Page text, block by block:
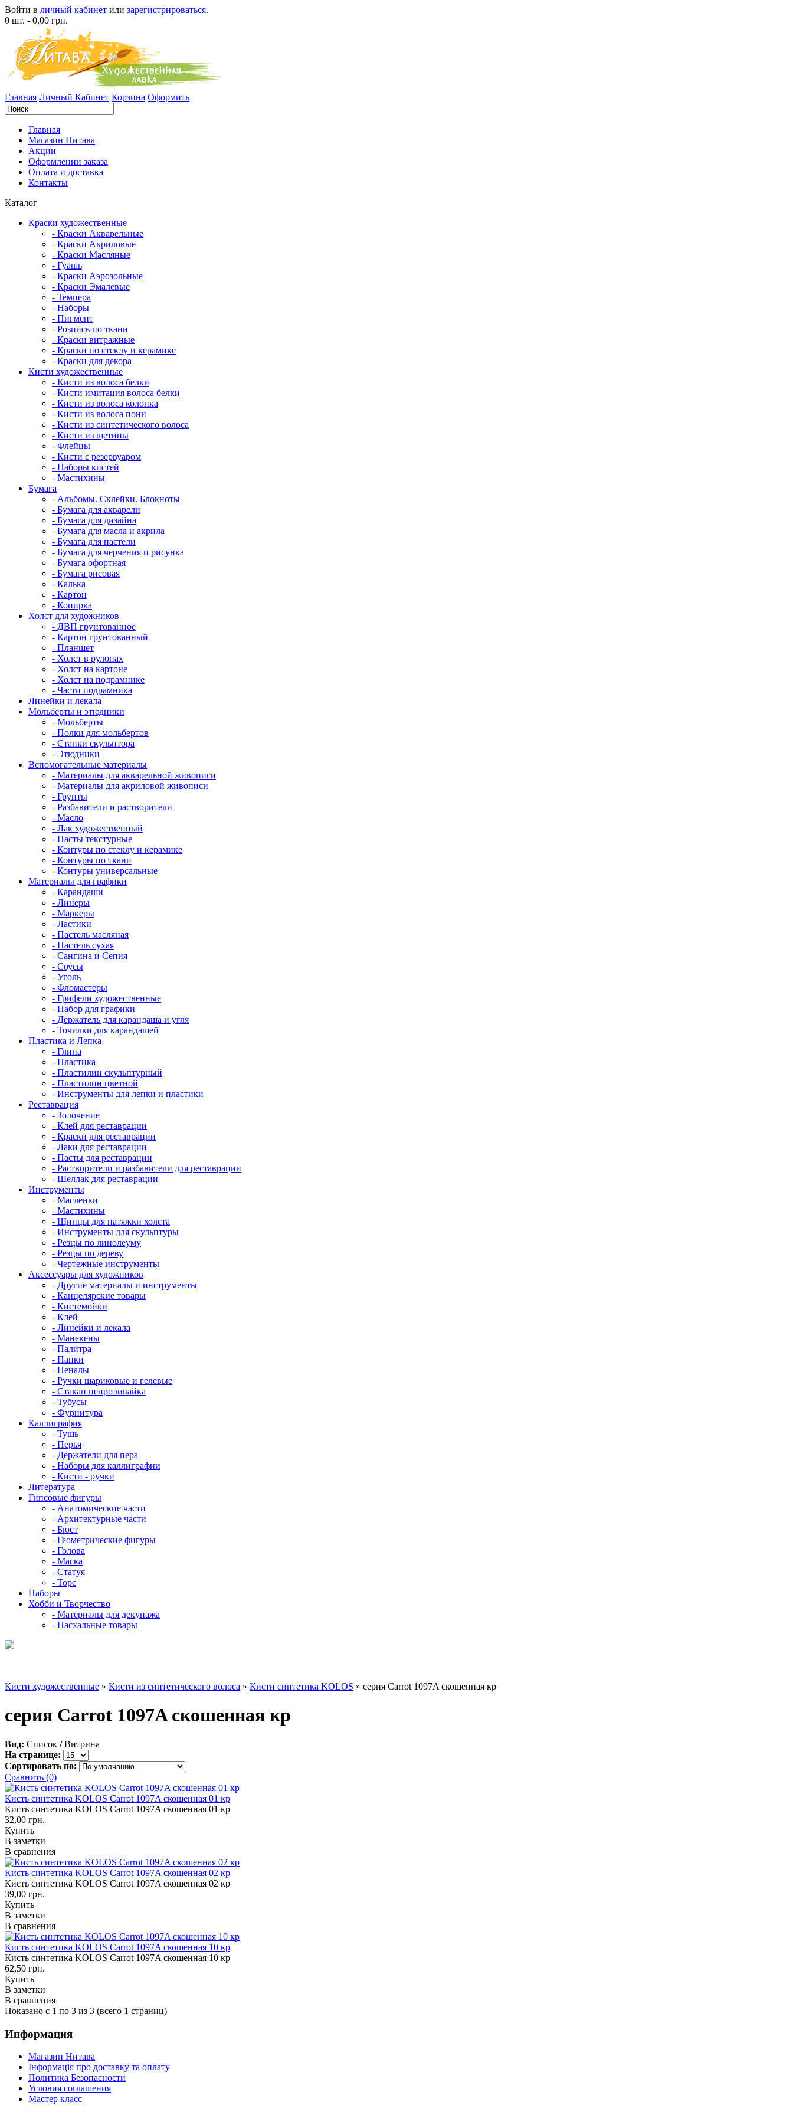
Войти в личный кабинет или зарегистрироваться.
0 шт. - 0,00 грн.
Главная Личный Кабинет Корзина Оформить
Главная
Магазин Нитава
Акции
Оформлении заказа
Оплата и доставка
Контакты
Каталог
Краски художественные
- Краски Акварельные
- Краски Акриловые
- Краски Масляные
- Гуашь
- Краски Аэрозольные
- Краски Эмалевые
- Темпера
- Наборы
- Пигмент
- Розпись по ткани
- Краски витражные
- Краски по стеклу и керамике
- Краски для декора
Кисти художественные
- Кисти из волоса белки
- Кисти имитация волоса белки
- Кисти из волоса колонка
- Кисти из волоса пони
- Кисти из синтетического волоса
- Кисти из щетины
- Флейцы
- Кисти с резервуаром
- Наборы кистей
- Мастихины
Бумага
- Альбомы. Склейки. Блокноты
- Бумага для акварели
- Бумага для дизайна
- Бумага для масла и акрила
- Бумага для пастели
- Бумага для черчения и рисунка
- Бумага офортная
- Бумага рисовая
- Калька
- Картон
- Копирка
Холст для художников
- ДВП грунтованное
- Картон грунтованный
- Планшет
- Холст в рулонах
- Холст на картоне
- Холст на подрамнике
- Части подрамника
Линейки и лекала
Мольберты и этюдники
- Мольберты
- Полки для мольбертов
- Станки скульптора
- Этюдники
Вспомогательные материалы
- Материалы для акварельной живописи
- Материалы для акриловой живописи
- Грунты
- Разбавители и растворители
- Масло
- Лак художественный
- Пасты текстурные
- Контуры по стеклу и керамике
- Контуры по ткани
- Контуры универсальные
Материалы для графики
- Карандаши
- Линеры
- Маркеры
- Ластики
- Пастель масляная
- Пастель сухая
- Сангина и Сепия
- Соусы
- Уголь
- Фломастеры
- Грифели художественные
- Набор для графики
- Держатель для карандаша и угля
- Точилки для карандашей
Пластика и Лепка
- Глина
- Пластика
- Пластилин скульптурный
- Пластилин цветной
- Инструменты для лепки и пластики
Реставрация
- Золочение
- Клей для реставрации
- Краски для реставрации
- Лаки для реставрации
- Пасты для реставрации
- Растворители и разбавители для реставрации
- Шеллак для реставрации
Инструменты
- Масленки
- Мастихины
- Щипцы для натяжки холста
- Инструменты для скульптуры
- Резцы по линолеуму
- Резцы по дереву
- Чертежные инструменты
Аксессуары для художников
- Другие материалы и инструменты
- Канцелярские товары
- Кистемойки
- Клей
- Линейки и лекала
- Манекены
- Палитра
- Папки
- Пеналы
- Ручки шариковые и гелевые
- Стакан непроливайка
- Тубусы
- Фурнитура
Каллиграфия
- Тушь
- Перья
- Держатели для пера
- Наборы для каллиграфии
- Кисти - ручки
Литература
Гипсовые фигуры
- Анатомические части
- Архитектурные части
- Бюст
- Геометрические фигуры
- Голова
- Маска
- Статуя
- Торс
Наборы
Хобби и Творчество
- Материалы для декупажа
- Пасхальные товары
Кисти художественные » Кисти из синтетического волоса » Кисти синтетика KOLOS » серия Carrot 1097A скошенная кр
серия Carrot 1097A скошенная кр
Вид: Список / Витрина
На странице:
Сортировать по:
Сравнить (0)
Кисть синтетика KOLOS Carrot 1097A скошенная 01 кр
Кисть синтетика KOLOS Carrot 1097A скошенная 01 кр
32,00 грн.
Купить
В заметки
В сравнения
Кисть синтетика KOLOS Carrot 1097A скошенная 02 кр
Кисть синтетика KOLOS Carrot 1097A скошенная 02 кр
39,00 грн.
Купить
В заметки
В сравнения
Кисть синтетика KOLOS Carrot 1097A скошенная 10 кр
Кисть синтетика KOLOS Carrot 1097A скошенная 10 кр
62,50 грн.
Купить
В заметки
В сравнения
Показано с 1 по 3 из 3 (всего 1 страниц)
Информация
Магазин Нитава
Інформація про доставку та оплату
Политика Безопасности
Условия соглашения
Мастер класс